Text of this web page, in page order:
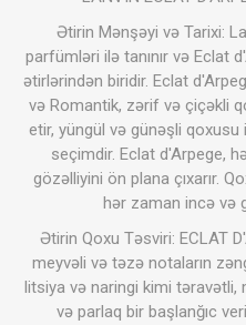
Ətirin Mənşəyi və Tarixi:
parfümləri ilə tanınır və Eclat
ətirlərindən biridir. Eclat
və Romantik, zərif və çiçəkli
etir, yüngül və günəşli
seçimdir. Eclat d'Arpege,
gözəlliyini ön plana çıxarır.
hər zaman incə və
Ətirin Qoxu Təsviri: ECLAT
meyvəli və təzə notaların
litsiya və naringi kimi təravətli,
və parlaq bir başlanğıc